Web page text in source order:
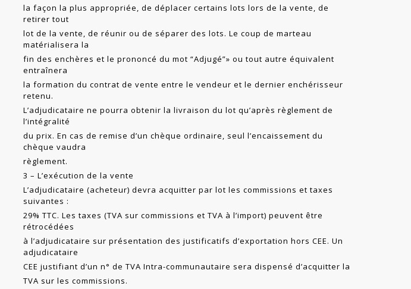
la façon la plus appropriée, de déplacer certains lots lors de la vente, de
retirer tout
lot de la vente, de réunir ou de séparer des lots. Le coup de marteau
matérialisera la
fin des enchères et le prononcé du mot “Adjugé”» ou tout autre équivalent
entraînera
la formation du contrat de vente entre le vendeur et le dernier enchérisseur
retenu.
L’adjudicataire ne pourra obtenir la livraison du lot qu’après règlement de
l’intégralité
du prix. En cas de remise d’un chèque ordinaire, seul l’encaissement du
chèque vaudra
règlement.
3 – L’exécution de la vente
L’adjudicataire (acheteur) devra acquitter par lot les commissions et taxes
suivantes :
29% TTC. Les taxes (TVA sur commissions et TVA à l’import) peuvent être
rétrocédées
à l’adjudicataire sur présentation des justificatifs d’exportation hors CEE. Un
adjudicataire
CEE justifiant d’un n° de TVA Intra-communautaire sera dispensé d’acquitter la
TVA sur les commissions.